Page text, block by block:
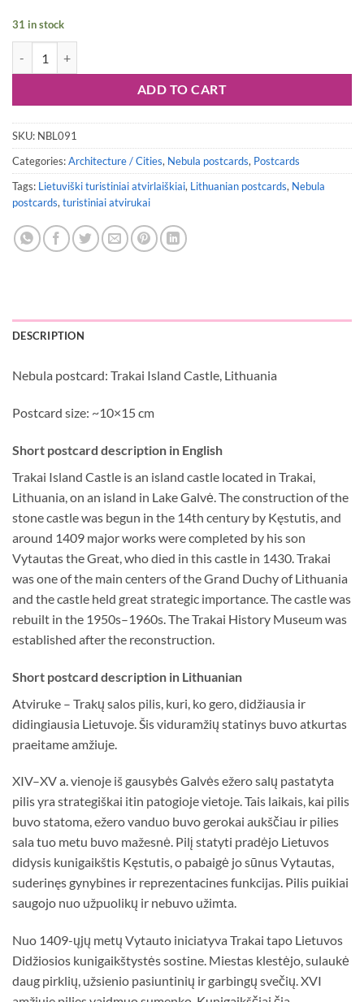
31 in stock
ADD TO CART
SKU: NBL091
Categories:Architecture / Cities, Nebula postcards, Postcards
Tags: Lietuviški turistiniai atvirlaiškiai, Lithuanian postcards, Nebula
postcards, turistiniai atvirukai
DESCRIPTION
Nebula postcard: Trakai Island Castle, Lithuania
Postcard size: ~10×15 cm
Short postcard description in English
Trakai Island Castle is an island castle located in Trakai,
Lithuania, on an island in Lake Galvė. The construction of the
stone castle was begun in the 14th century by Kęstutis, and
around 1409 major works were completed by his son
Vytautas the Great, who died in this castle in 1430. Trakai
was one of the main centers of the Grand Duchy of Lithuania
and the castle held great strategic importance. The castle was
rebuilt in the 1950s–1960s. The Trakai History Museum was
established after the reconstruction.
Short postcard description in Lithuanian
Atviruke – Trakų salos pilis, kuri, ko gero, didžiausia ir
didingiausia Lietuvoje. Šis viduramžių statinys buvo atkurtas
praeitame amžiuje.
XIV–XV a. vienoje iš gausybės Galvės ežero salų pastatyta
pilis yra strategiškai itin patogioje vietoje. Tais laikais, kai pilis
buvo statoma, ežero vanduo buvo gerokai aukščiau ir pilies
sala tuo metu buvo mažesnė. Pilį statyti pradėjo Lietuvos
didysis kunigaikštis Kęstutis, o pabaigė jo sūnus Vytautas,
suderinęs gynybines ir reprezentacines funkcijas. Pilis puikiai
saugojo nuo užpuolikų ir nebuvo užimta.
Nuo 1409-ųjų metų Vytauto iniciatyva Trakai tapo Lietuvos
Didžiosios kunigaikštystės sostine. Miestas klestėjo, sulaukė
daug pirklių, užsienio pasiuntinių ir garbingų svečių. XVI